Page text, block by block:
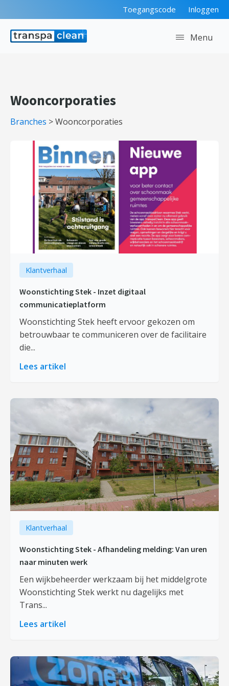
Toegangscode Inloggen
Menu
Wooncorporaties
Branches >Wooncorporaties
Klantverhaal
Woonstichting Stek - Inzet digitaal
communicatieplatform
Woonstichting Stek heeft ervoor gekozen om
betrouwbaar te communiceren over de facilitaire
die...
Lees artikel
Klantverhaal
Woonstichting Stek - Afhandeling melding: Van uren
naar minuten werk
Een wijkbeheerder werkzaam bij het middelgrote
Woonstichting Stek werkt nu dagelijks met
Trans...
Lees artikel